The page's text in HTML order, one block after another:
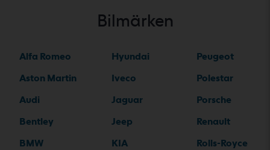
Bilmärken
Alfa Romeo
Aston Martin
Audi
Bentley
BMW
Hyundai
Iveco
Jaguar
Jeep
KIA
Peugeot
Polestar
Porsche
Renault
Rolls-Royce